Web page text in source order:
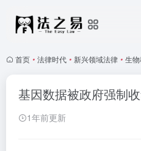
首页 • 法律时代 • 新兴领域法律 • 生
基因数据被政府强制
1年前更新